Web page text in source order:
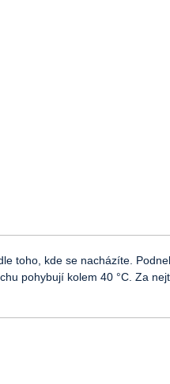
toho, kde se nacházíte.
pohybují kolem 40 °C. Za